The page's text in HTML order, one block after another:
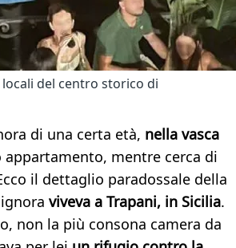
locali del centro storico di
di una certa età, nella vasca
appartamento, mentre cerca di
il dettaglio paradossale della
viveva a Trapani, in Sicilia.
non la più consona camera da